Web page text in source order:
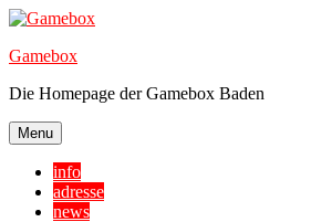
Skip
content
Gamebox
Die Homepage der Gamebox Baden
Menu
info
adresse
news